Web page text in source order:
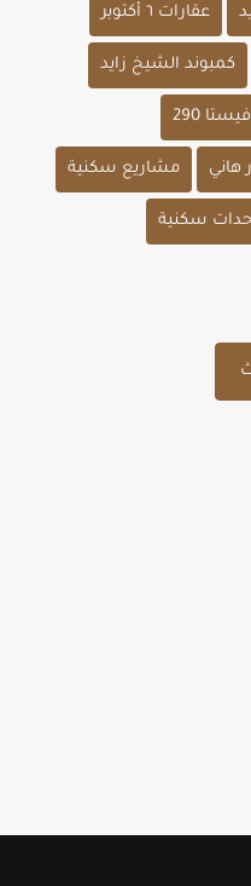
عقارات ٦ أكتوبر
كمبوند الشيخ زايد
290
هاني مشاريع سكنية
سكنية